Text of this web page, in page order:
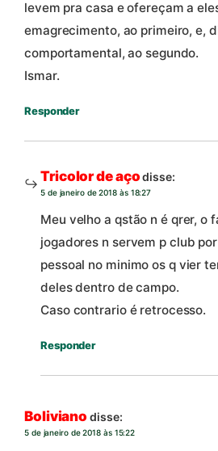
levem pra casa e ofereçam a
emagrecimento, ao primeiro, e,
comportamental, ao segundo.
Ismar.
Responder
Tricolor de aço disse:
5 de janeiro de 2018 às 18:27
Meu velho a qstão n é qrer, o
jogadores n servem p club
pessoal no minimo os q vier
deles dentro de campo.
Caso contrario é retrocesso.
Responder
Boliviano disse:
5 de janeiro de 2018 às 15:22